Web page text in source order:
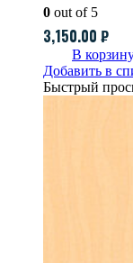
0 out of 5
3,150.00 ₽
В
Добавить в
Быстрый